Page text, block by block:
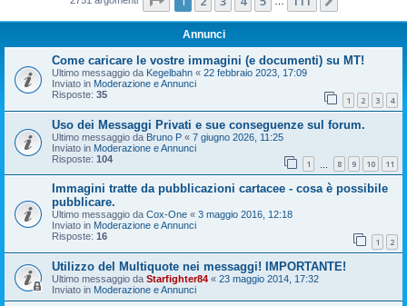
Annunci
Come caricare le vostre immagini (e documenti) su MT!
Ultimo messaggio da Kegelbahn « 22 febbraio 2023, 17:09
Inviato in Moderazione e Annunci
Risposte: 35 1 2 3 4
Uso dei Messaggi Privati e sue conseguenze sul forum.
Ultimo messaggio da Bruno P « 7 giugno 2026, 11:25
Inviato in Moderazione e Annunci
Risposte: 104 1 8 9 10 11
Immagini tratte da pubblicazioni cartacee - cosa è possibile
pubblicare.
Ultimo messaggio da Cox-One « 3 maggio 2016, 12:18
Inviato in Moderazione e Annunci
Risposte: 16 1 2
Utilizzo del Multiquote nei messaggi! IMPORTANTE!
Ultimo messaggio da Starfighter84 « 23 maggio 2014, 17:32
Inviato in Moderazione e Annunci